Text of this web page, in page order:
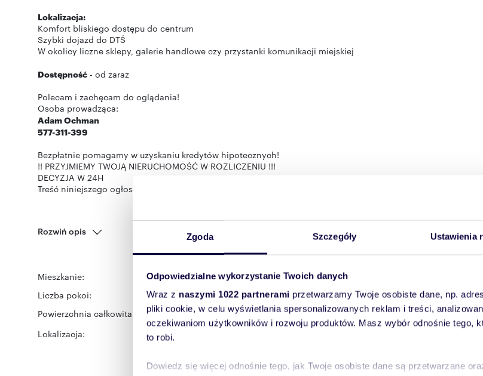
Zgoda Szczegóły Ustawienia
Odpowiedzialne wykorzystanie Twoich danych
Wraz z naszymi 1022 partnerami przetwarzamy Twoje osobiste dane, np.
pliki cookie, w celu wyświetlania spersonalizowanych reklam i treści,
oczekiwaniom użytkowników i rozwoju produktów. Masz wybór odnośnie tego,
to robi.
Dowiedz się więcej odnośnie tego, jak Twoje osobiste dane są przetwarzane
Lokalizacja:
Komfort bliskiego dostępu do centrum
Szybki dojazd do DTŚ
W okolicy liczne sklepy, galerie handlowe czy przystanki komunikacji miejskiej
Dostępność - od zaraz
Polecam i zachęcam do oglądania!
Osoba prowadząca:
Adam Ochman
577-311-399
Bezpłatnie pomagamy w uzyskaniu kredytów hipotecznych!
!! PRZYJMIEMY TWOJĄ NIERUCHOMOŚĆ W ROZLICZENIU !!!
DECYZJA W 24H
Treść niniejszego ogłoszenia nie stanowi oferty handlowej w rozumieniu kodeksu cywilnego.
Rozwiń opis
Mieszkanie: na wynajem
Liczba pokoi: 2
Powierzchnia całkowita: 50,80 m2
Lokalizacja: województwo:
dzielnica: